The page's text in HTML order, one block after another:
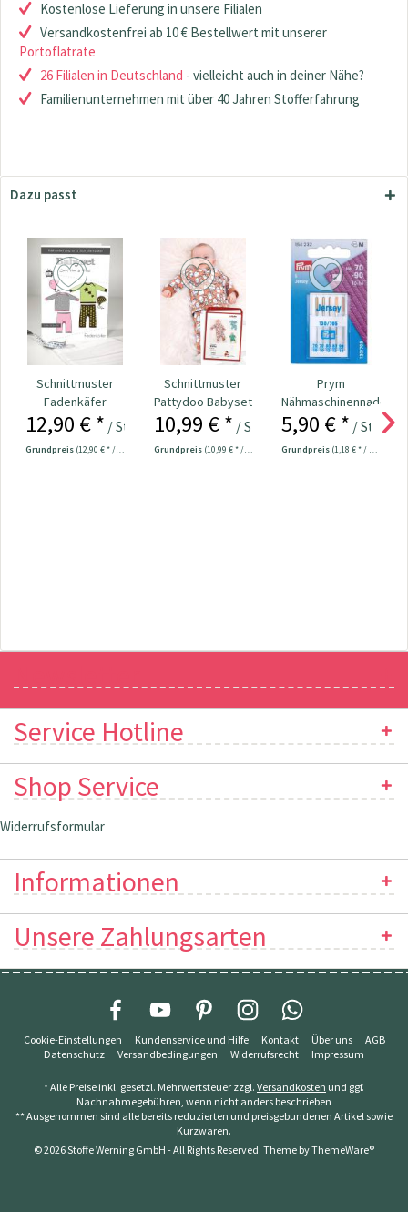
Kostenlose Lieferung in unsere Filialen
Versandkostenfrei ab 10 € Bestellwert mit unserer
Portoflatrate
26 Filialen in Deutschland - vielleicht auch in deiner Nähe?
Familienunternehmen mit über 40 Jahren Stofferfahrung
Dazu passt
Schnittmuster
Fadenkäfer
Babyset
12,90 € * / Stück
Grundpreis (12,90 € * / 1 Stück)
Schnittmuster
Pattydoo Babyset
"Pippa"
10,99 € * / Stück
Grundpreis (10,99 € * / 1 Stück)
Prym
Nähmaschinennadeln
130/705 Jersey
5,90 € * / Stück
Grundpreis (1,18 € * / 1 Stück)
Service Hotline
Shop Service
Widerrufsformular
Informationen
Unsere Zahlungsarten
Cookie-Einstellungen Kundenservice und Hilfe Kontakt Über uns
AGB
Datenschutz
Versandbedingungen Widerrufsrecht Impressum
* Alle Preise inkl. gesetzl. Mehrwertsteuer zzgl. Versandkosten und ggf.
Nachnahmegebühren, wenn nicht anders beschrieben
** Ausgenommen sind alle bereits reduzierten und preisgebundenen Artikel sowie
Kurzwaren.
© 2026 Stoffe Werning GmbH - All Rights Reserved. Theme byThemeWare®